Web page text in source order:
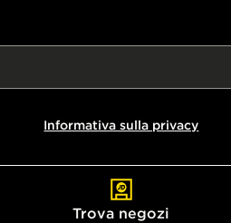
Informativa sulla privacy
Trova negozi